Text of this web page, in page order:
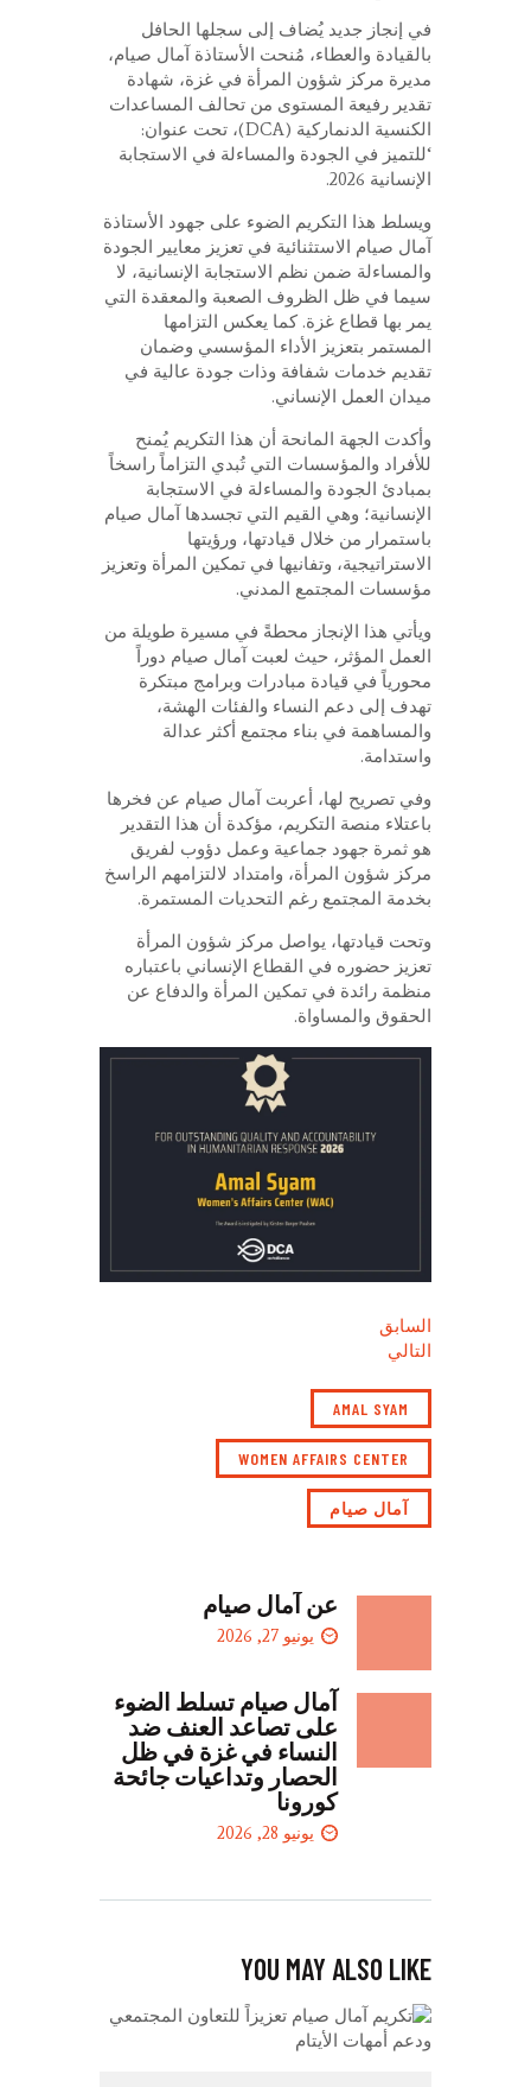
في إنجاز جديد يُضاف إلى سجلها الحافل
بالقيادة والعطاء، مُنحت الأستاذة آمال صيام،
مديرة مركز شؤون المرأة في غزة، شهادة
تقدير رفيعة المستوى من تحالف المساعدات
الكنسية الدنماركية (DCA)، تحت عنوان:
‘للتميز في الجودة والمساءلة في الاستجابة
الإنسانية 2026.
ويسلط هذا التكريم الضوء على جهود الأستاذة
آمال صيام الاستثنائية في تعزيز معايير الجودة
والمساءلة ضمن نظم الاستجابة الإنسانية، لا
سيما في ظل الظروف الصعبة والمعقدة التي
يمر بها قطاع غزة. كما يعكس التزامها
المستمر بتعزيز الأداء المؤسسي وضمان
تقديم خدمات شفافة وذات جودة عالية في
ميدان العمل الإنساني.
وأكدت الجهة المانحة أن هذا التكريم يُمنح
للأفراد والمؤسسات التي تُبدي التزاماً راسخاً
بمبادئ الجودة والمساءلة في الاستجابة
الإنسانية؛ وهي القيم التي تجسدها آمال صيام
باستمرار من خلال قيادتها، ورؤيتها
الاستراتيجية، وتفانيها في تمكين المرأة وتعزيز
مؤسسات المجتمع المدني.
ويأتي هذا الإنجاز محطةً في مسيرة طويلة من
العمل المؤثر، حيث لعبت آمال صيام دوراً
محورياً في قيادة مبادرات وبرامج مبتكرة
تهدف إلى دعم النساء والفئات الهشة،
والمساهمة في بناء مجتمع أكثر عدالة
واستدامة.
وفي تصريح لها، أعربت آمال صيام عن فخرها
باعتلاء منصة التكريم، مؤكدة أن هذا التقدير
هو ثمرة جهود جماعية وعمل دؤوب لفريق
مركز شؤون المرأة، وامتداد لالتزامهم الراسخ
بخدمة المجتمع رغم التحديات المستمرة.
وتحت قيادتها، يواصل مركز شؤون المرأة
تعزيز حضوره في القطاع الإنساني باعتباره
منظمة رائدة في تمكين المرأة والدفاع عن
الحقوق والمساواة.
السابق
التالي
AMAL SYAM
WOMEN AFFAIRS CENTER
آمال صيام
عن آمال صيام
يونيو 27, 2026
آمال صيام تسلط الضوء
على تصاعد العنف ضد
النساء في غزة في ظل
الحصار وتداعيات جائحة
كورونا
يونيو 28, 2026
YOU MAY ALSO LIKE